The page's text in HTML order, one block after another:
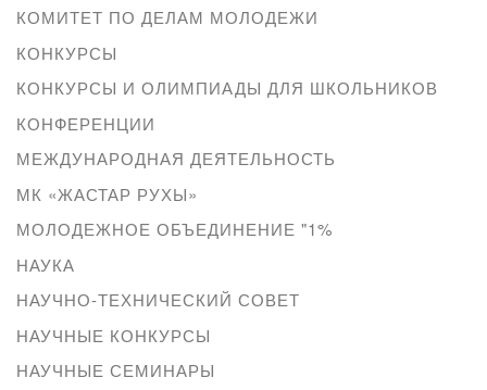
КОМИТЕТ ПО ДЕЛАМ МОЛОДЕЖИ
КОНКУРСЫ
КОНКУРСЫ И ОЛИМПИАДЫ ДЛЯ ШКОЛЬНИКОВ
КОНФЕРЕНЦИИ
МЕЖДУНАРОДНАЯ ДЕЯТЕЛЬНОСТЬ
МК «ЖАСТАР РУХЫ»
МОЛОДЕЖНОЕ ОБЪЕДИНЕНИЕ "1%
НАУКА
НАУЧНО-ТЕХНИЧЕСКИЙ СОВЕТ
НАУЧНЫЕ КОНКУРСЫ
НАУЧНЫЕ СЕМИНАРЫ